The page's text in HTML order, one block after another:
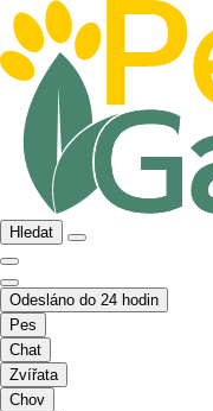
Hledat
Odesláno do 24 hodin
Pes
Chat
Zvířata
Chov